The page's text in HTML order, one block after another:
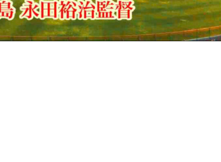
れない子にも、人生がある」／ 日大三島 永田裕治監督” の